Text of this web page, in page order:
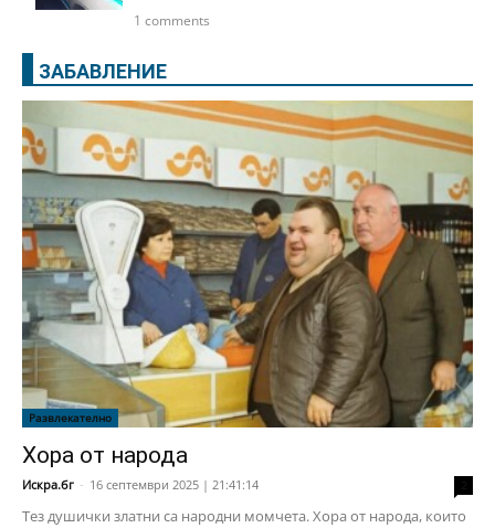
1 comments
ЗАБАВЛЕНИЕ
Развлекателно
Хора от народа
Искра.бг - 16 септември 2025 | 21:41:14
Тез душички златни са народни момчета. Хора от народа, които